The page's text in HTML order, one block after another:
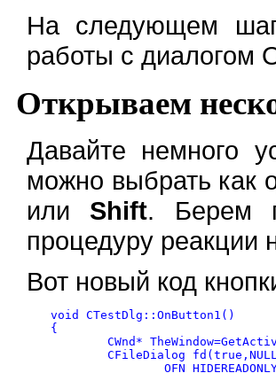
На следующем
работы с диалогом
Открываем
Давайте немного
можно выбрать как
или Shift. Берем
процедуру реакции
Вот новый код
void CTestDlg::OnButton1()
{